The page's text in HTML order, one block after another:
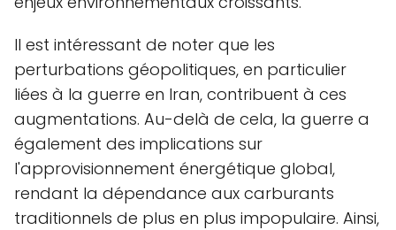
Il est intéressant de noter que les
perturbations géopolitiques, en particulier
liées à la guerre en Iran, contribuent à ces
augmentations. Au-delà de cela, la guerre a
également des implications sur
l'approvisionnement énergétique global,
rendant la dépendance aux carburants
traditionnels de plus en plus impopulaire. Ainsi,